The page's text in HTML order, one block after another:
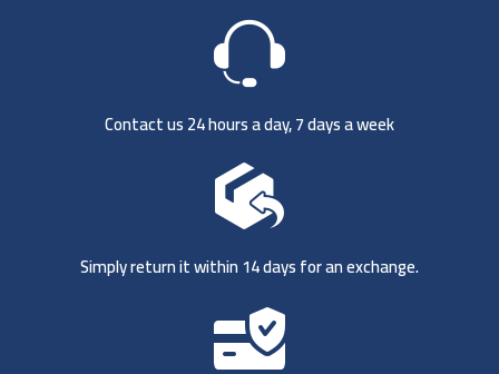
Contact us 24 hours a day, 7 days a week
Simply return it within 14 days for an exchange.